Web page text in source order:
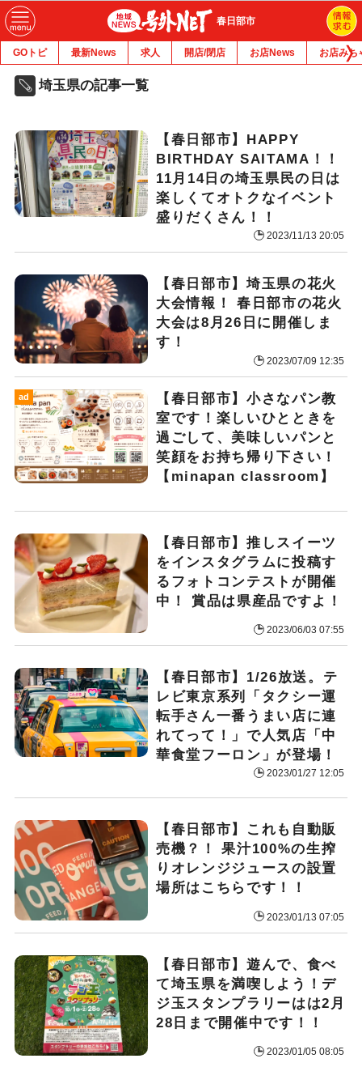
春日部市
GOトピ 最新News 求人 開店/閉店 お店News お店みち
埼玉県の記事一覧
【春日部市】HAPPY
BIRTHDAY SAITAMA！！
11月14日の埼玉県民の日は
楽しくてオトクなイベント
盛りだくさん！！
2023/11/13 20:05
【春日部市】埼玉県の花火
大会情報！ 春日部市の花火
大会は8月26日に開催しま
す！
2023/07/09 12:35
ad
【春日部市】小さなパン教
室です！楽しいひとときを
過ごして、美味しいパンと
笑顔をお持ち帰り下さい！
【minapan classroom】
【春日部市】推しスイーツ
をインスタグラムに投稿す
るフォトコンテストが開催
中！ 賞品は県産品ですよ！
2023/06/03 07:55
【春日部市】1/26放送。テ
レビ東京系列「タクシー運
転手さん一番うまい店に連
れてって！」で人気店「中
華食堂フーロン」が登場！
2023/01/27 12:05
【春日部市】これも自動販
売機？！ 果汁100%の生搾
りオレンジジュースの設置
場所はこちらです！！
2023/01/13 07:05
【春日部市】遊んで、食べ
て埼玉県を満喫しよう！デ
ジ玉スタンプラリーはは2月
28日まで開催中です！！
2023/01/05 08:05